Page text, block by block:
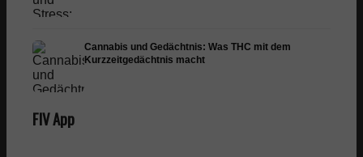
Cannabis und Gedächtnis: Was THC mit dem
Kurzzeitgedächtnis macht
FIV App